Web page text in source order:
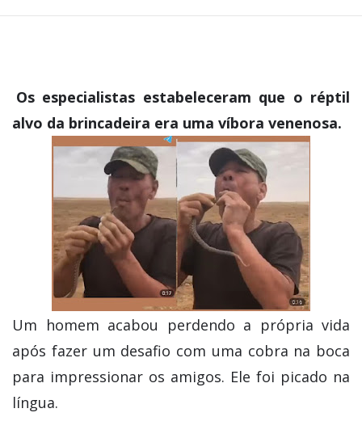
Os especialistas estabeleceram que o réptil
alvo da brincadeira era uma víbora venenosa.
Um homem acabou perdendo a própria vida
após fazer um desafio com uma cobra na boca
para impressionar os amigos. Ele foi picado na
língua.